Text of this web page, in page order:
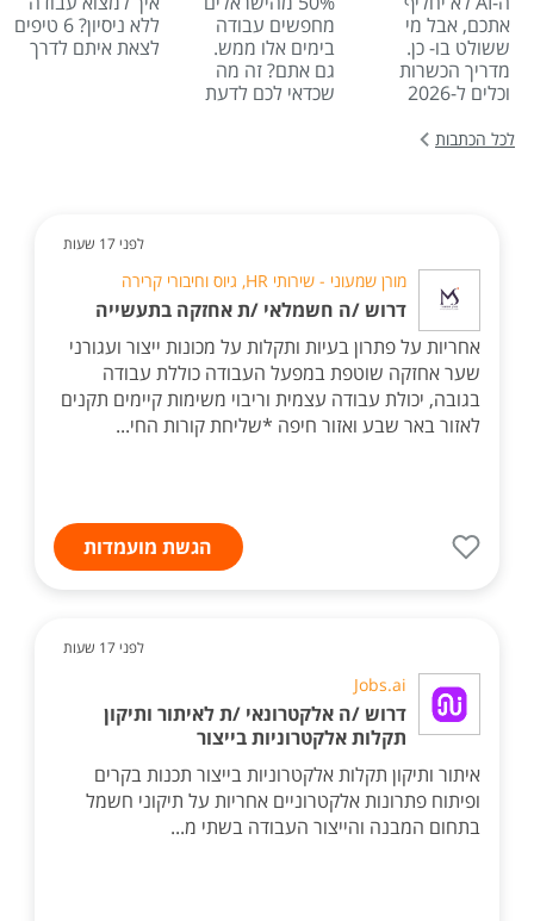
אתכם, אבל מי
ששולט בו- כן.
מדריך הכשרות
וכלים ל-2026
מחפשים עבודה
בימים אלו ממש.
גם אתם? זה מה
שכדאי לכם לדעת
ללא ניסיון? 6 טיפים
לצאת איתם לדרך
לכל הכתבות
לפני 17 שעות
מורן שמעוני - שירותי HR, גיוס וחיבורי קרירה
דרוש /ה חשמלאי /ת אחזקה בתעשייה
אחריות על פתרון בעיות ותקלות על מכונות ייצור ועגורני
שער אחזקה שוטפת במפעל העבודה כוללת עבודה
בגובה, יכולת עבודה עצמית וריבוי משימות קיימים תקנים
לאזור באר שבע ואזור חיפה *שליחת קורות החי...
הגשת מועמדות
לפני 17 שעות
Jobs.ai
דרוש /ה אלקטרונאי /ת לאיתור ותיקון
תקלות אלקטרוניות בייצור
איתור ותיקון תקלות אלקטרוניות בייצור תכנות בקרים
ופיתוח פתרונות אלקטרוניים אחריות על תיקוני חשמל
בתחום המבנה והייצור העבודה בשתי מ...